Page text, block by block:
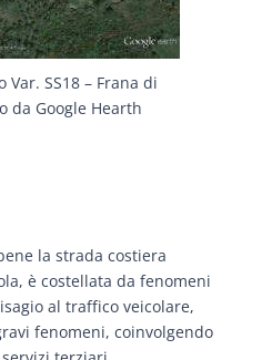
SS18 – Frana di
da Google Hearth
la strada costiera
è costellata da fenomeni
al traffico veicolare,
fenomeni, coinvolgendo